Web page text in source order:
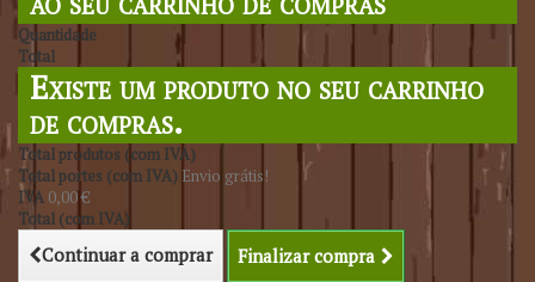
Quantidade
Total
Existe um produto no seu carrinho
de compras.
Total produtos (com IVA)
Total portes (com IVA) Envio grátis!
IVA 0,00 €
Total (com IVA)
Continuar a comprar Finalizar compra